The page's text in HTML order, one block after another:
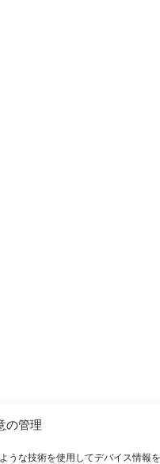
の管理
うな技術を使用してデバイス情報